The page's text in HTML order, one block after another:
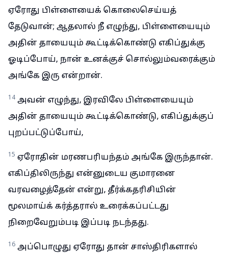
ஏரோது பிள்ளையைக் கொலைசெய்யத்
தேடுவான்; ஆதலால் நீ எழுந்து, பிள்ளையையும்
அதின் தாயையும் கூட்டிக்கொண்டு எகிப்துக்கு
ஓடிப்போய், நான் உனக்குச் சொல்லும்வரைக்கும்
அங்கே இரு என்றான்.
14 அவன் எழுந்து, இரவிலே பிள்ளையையும்
அதின் தாயையும் கூட்டிக்கொண்டு, எகிப்துக்குப்
புறப்பட்டுப்போய்,
15 ஏரோதின் மரணபரியந்தம் அங்கே இருந்தான்.
எகிப்திலிருந்து என்னுடைய குமாரனை
வரவழைத்தேன் என்று, தீர்க்கதரிசியின்
மூலமாய்க் கர்த்தரால் உரைக்கப்பட்டது
நிறைவேறும்படி இப்படி நடந்தது.
16 அப்பொழுது ஏரோது தான் சாஸ்திரிகளால்